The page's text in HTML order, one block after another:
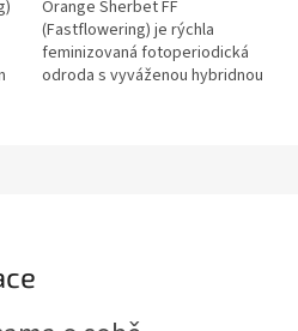
Orange Sherbet FF
(Fastflowering) je rýchla
feminizovaná fotoperiodická
odroda s vyváženou hybridnou